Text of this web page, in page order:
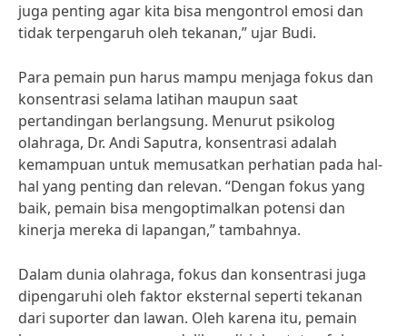
juga penting agar kita bisa mengontrol emosi dan
tidak terpengaruh oleh tekanan,” ujar Budi.
Para pemain pun harus mampu menjaga fokus dan
konsentrasi selama latihan maupun saat
pertandingan berlangsung. Menurut psikolog
olahraga, Dr. Andi Saputra, konsentrasi adalah
kemampuan untuk memusatkan perhatian pada hal-
hal yang penting dan relevan. “Dengan fokus yang
baik, pemain bisa mengoptimalkan potensi dan
kinerja mereka di lapangan,” tambahnya.
Dalam dunia olahraga, fokus dan konsentrasi juga
dipengaruhi oleh faktor eksternal seperti tekanan
dari suporter dan lawan. Oleh karena itu, pemain